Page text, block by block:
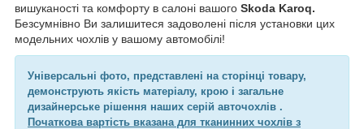
вишуканості та комфорту в салоні вашого Skoda Karoq.
Безсумнівно Ви залишитеся задоволені після установки цих
модельних чохлів у вашому автомобілі!
Універсальні фото, представлені на сторінці товару,
демонструють якість матеріалу, крою і загальне
дизайнерське рішення наших серій авточохлів .
Початкова вартість вказана для тканинних чохлів з